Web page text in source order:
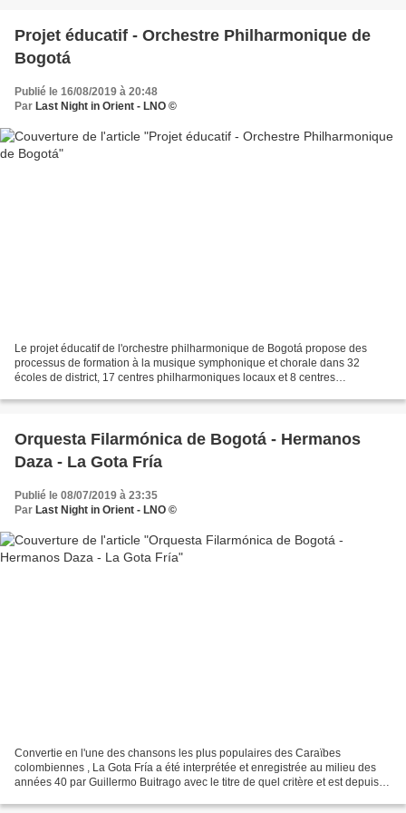
Projet éducatif - Orchestre Philharmonique de
Bogotá
Publié le 16/08/2019 à 20:48
Par Last Night in Orient - LNO ©
Le projet éducatif de l'orchestre philharmonique de Bogotá propose des
processus de formation à la musique symphonique et chorale dans 32
écoles de district, 17 centres philharmoniques locaux et 8 centres
Orquesta Filarmónica de Bogotá - Hermanos
Daza - La Gota Fría
Publié le 08/07/2019 à 23:35
Par Last Night in Orient - LNO ©
Convertie en l'une des chansons les plus populaires des Caraïbes
colombiennes , La Gota Fría a été interprétée et enregistrée au milieu des
années 40 par Guillermo Buitrago avec le titre de quel critère et est depuis